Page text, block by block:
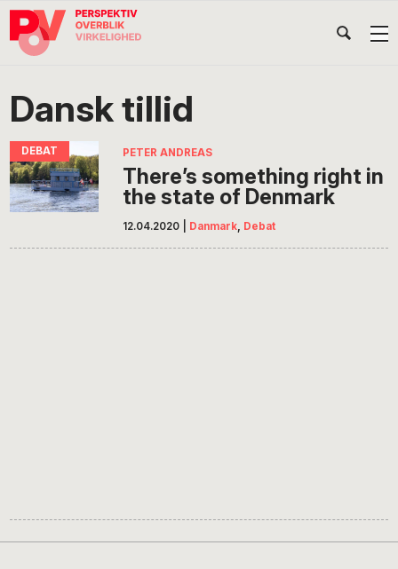
Gå
direkte
navigation
Skip
indhold
Gå
direkte
POV
International
Dansk tillid
PETER ANDREAS
There’s something right in
the state of Denmark
12.04.2020 Danmark, Debat